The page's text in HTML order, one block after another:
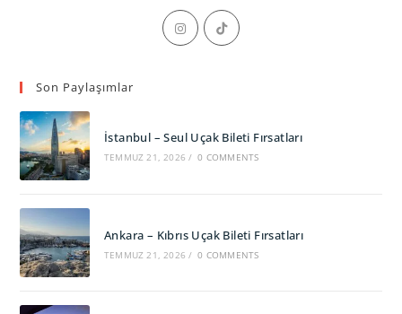
Opens
in
Opens
Son Paylaşımlar
İstanbul – Seul Uçak Bileti Fırsatları
TEMMUZ 21, 2026 / 0 COMMENTS
Ankara – Kıbrıs Uçak Bileti Fırsatları
TEMMUZ 21, 2026 / 0 COMMENTS